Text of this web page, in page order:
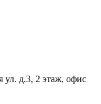
ул. д.3, 2 этаж, офис